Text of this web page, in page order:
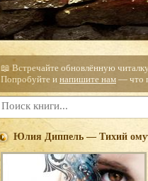
📖 Встречайте обновлённую
Попробуйте и напишите нам — что
Юлия Диппель — Тихий